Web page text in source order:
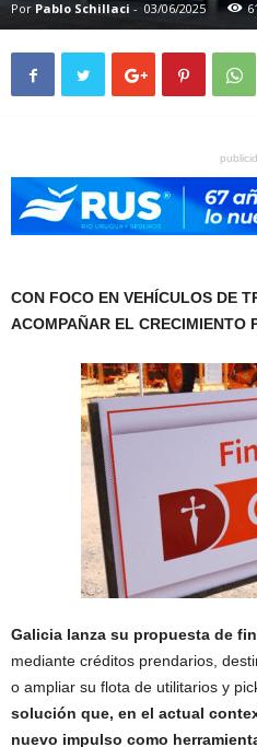
Por Pablo Schillaci - 03/06/2025
CON FOCO EN VEHÍCULOS DE
ACOMPAÑAR EL CRECIMIENTO
Galicia lanza su propuesta de
mediante créditos prendarios,
o ampliar su flota de utilitarios y
solución que, en el actual
nuevo impulso como